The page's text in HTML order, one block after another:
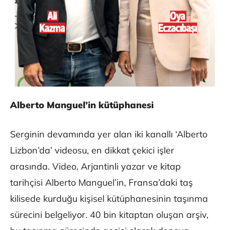
Alberto Manguel’in kütüphanesi
Serginin devamında yer alan iki kanallı ‘Alberto
Lizbon’da’ videosu, en dikkat çekici işler
arasında. Video, Arjantinli yazar ve kitap
tarihçisi Alberto Manguel’in, Fransa’daki taş
kilisede kurduğu kişisel kütüphanesinin taşınma
sürecini belgeliyor. 40 bin kitaptan oluşan arşiv,